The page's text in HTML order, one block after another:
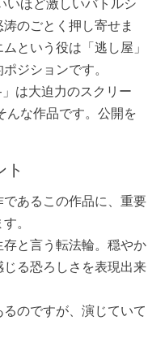
のごとく押し寄せま
という役は「逃し屋」
ジションです。
」は大迫力のスクリー
んな作品です。公開を
あるこの作品に、重要
。
と言う転法輪。穏やか
る恐ろしさを表現出来
のですが、演じていて